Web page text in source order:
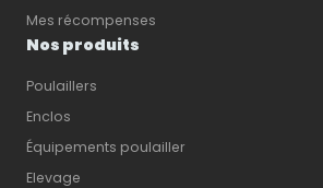
Mes récompenses
Nos produits
Poulaillers
Enclos
Équipements poulailler
Elevage